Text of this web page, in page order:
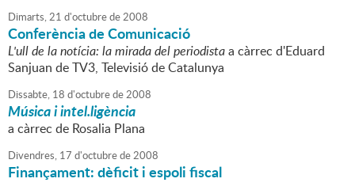
Dimarts,21 d'octubrede2008
Conferència de Comunicació
L'ull de la notícia: la mirada del periodistaa càrrec d'Eduard
Sanjuan de TV3, Televisió de Catalunya
Dissabte, 18 d'octubrede2008
Música i intel.ligència
a càrrec de Rosalia Plana
Divendres, 17 d'octubrede2008
Finançament: dèficit i espoli fiscal